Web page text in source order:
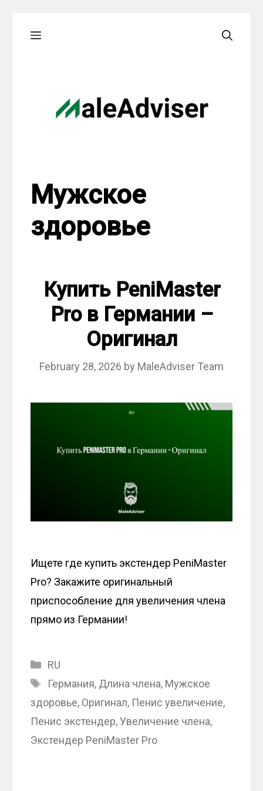
Menu
Мужское
здоровье
Купить PeniMaster
Pro в Германии –
Оригинал
February 28, 2026 by MaleAdviser Team
Ищете где купить экстендер PeniMaster
Pro? Закажите оригинальный
приспособление для увеличения члена
прямо из Германии!
Categories
RU
Tags
Германия, Длина члена, Мужское
здоровье, Оригинал, Пенис увеличение,
Пенис экстендер,Увеличение члена,
Экстендер PeniMaster Pro